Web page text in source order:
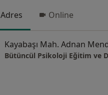
Adres Online
Bütüncül Psikoloji Eğitim ve